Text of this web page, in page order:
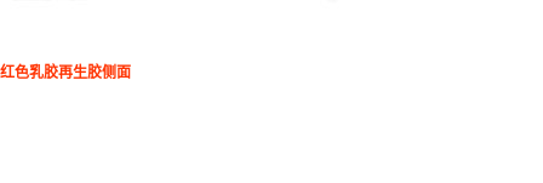
红色乳胶再生胶侧面